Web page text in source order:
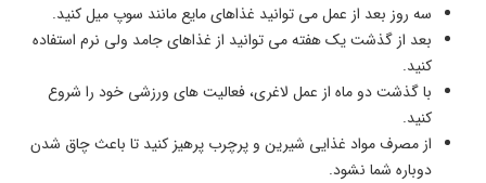
سه روز بعد از عمل می توانید غذاهای مایع مانند سوپ میل کنید.
بعد از گذشت یک هفته می توانید از غذاهای جامد ولی نرم استفاده
کنید.
با گذشت دو ماه از عمل لاغری، فعالیت های ورزشی خود را شروع
کنید.
از مصرف مواد غذایی شیرین و پرچرب پرهیز کنید تا باعث چاق شدن
دوباره شما نشود.